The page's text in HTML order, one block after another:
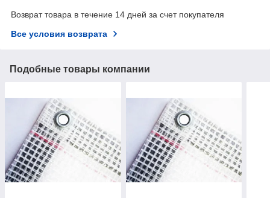
Возврат товара в течение 14 дней за счет покупателя
Все условия возврата
Подобные товары компании